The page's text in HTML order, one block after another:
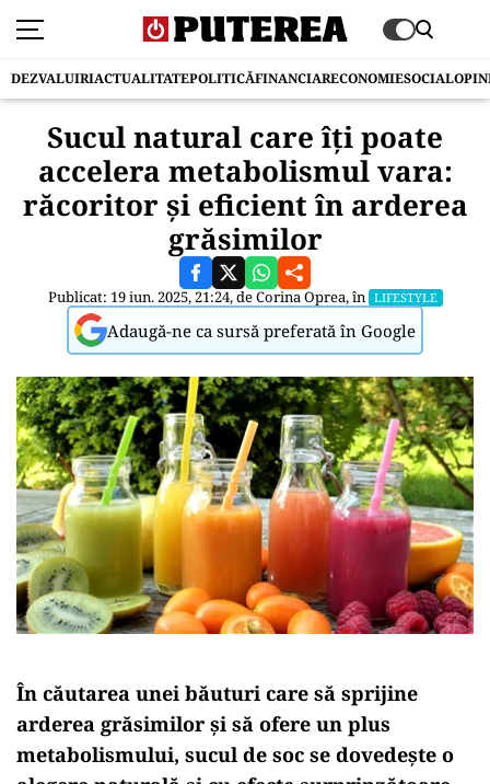
DEZVALUIRIACTUALITATEPOLITICĂFINANCIARECONOMIESOCIAL
Sucul natural care îți poate
accelera metabolismul vara:
răcoritor și eficient în arderea
grăsimilor
Publicat: 19 iun. 2025, 21:24, deCorina Oprea, în LIFESTYLE
Adaugă-ne ca sursă preferată în Google
În căutarea unei băuturi care să sprijine
arderea grăsimilor și să ofere un plus
metabolismului, sucul de soc se dovedește o